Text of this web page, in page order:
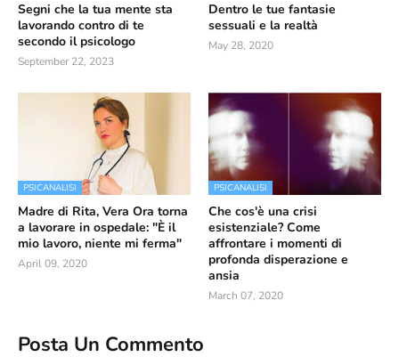
Segni che la tua mente sta
lavorando contro di te
secondo il psicologo
September 22, 2023
Dentro le tue fantasie
sessuali e la realtà
May 28, 2020
PSICANALISI
Madre di Rita, Vera Ora torna
a lavorare in ospedale: "È il
mio lavoro, niente mi ferma"
April 09, 2020
PSICANALISI
Che cos'è una crisi
esistenziale? Come
affrontare i momenti di
profonda disperazione e
ansia
March 07, 2020
Posta Un Commento